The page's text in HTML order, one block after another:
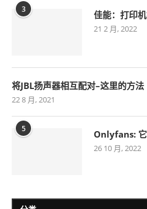
3 佳能：打印
21 2 月, 2022
将JBL扬声器相互配对–这里的方法
22 8 月, 2021
5 Onlyfans:
26 10 月, 2022